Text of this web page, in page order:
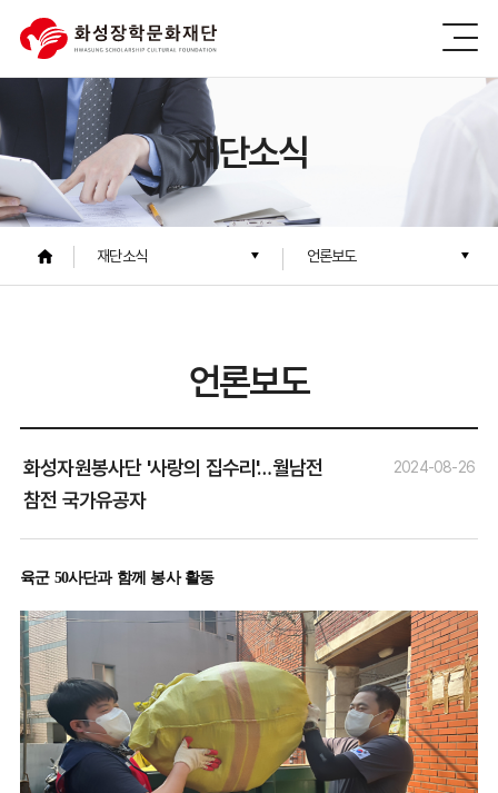
재단소식
재단소식 언론보도
언론보도
화성자원봉사단 '사랑의 집수리'…월남전
참전 국가유공자
2024-08-26
육군 50사단과 함께 봉사 활동